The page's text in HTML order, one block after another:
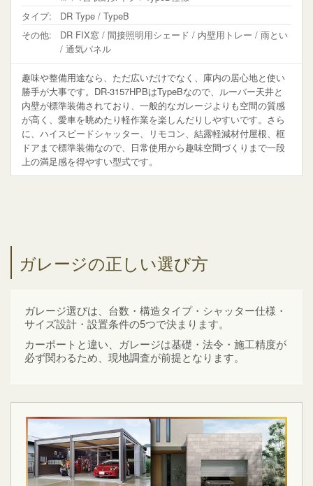
タイプ:
DR Type / TypeB
その他:
DR FIX窓 / 間接照明用シェード / 内壁用トレー / 雨とい
/ 通気パネル
趣味や整備用途なら、ただ広いだけでなく、庫内の居心地と使い
勝手が大事です。DR-3157HPBはTypeBなので、ルーバー天井と
内壁が標準装備されており、一般的なガレージよりも空間の質感
が高く、愛車を眺めたり軽作業を楽しんだりしやすいです。さら
に、ハイスピードシャッター、リモコン、結露軽減材付屋根、框
ドアまで標準装備なので、日常使用から趣味空間づくりまで一段
上の満足感を得やすい型式です。
ガレージの正しい選び方
ガレージ選びは、台数・構造タイプ・シャッター仕様・
サイズ設計・設置条件の5つで決まります。
カーポートと違い、ガレージは基礎・法令・施工精度が
必ず関わるため、現地調査が前提となります。